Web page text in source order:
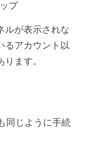
プ
ルが表示されな
るアカウント以
ます。
同じように手続